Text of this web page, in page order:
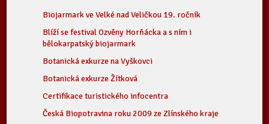
Biojarmark ve Velké nad Veličkou 19. ročník
Blíží se festival Ozvěny Horňácka a s ním i
bělokarpatský biojarmark
Botanická exkurze na Vyškovci
Botanická exkurze Žítková
Certifikace turistického infocentra
Česká Biopotravina roku 2009 ze Zlínského kraje